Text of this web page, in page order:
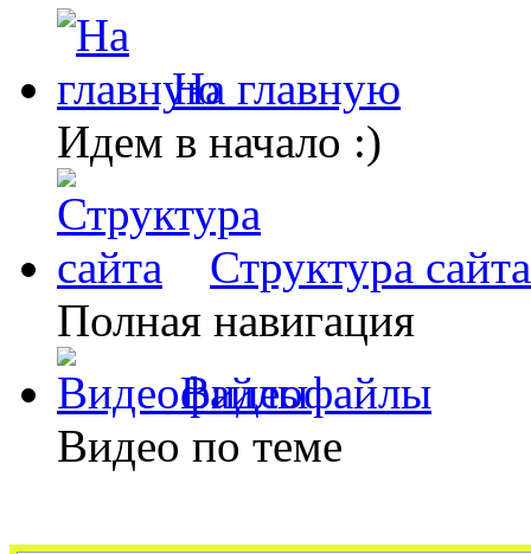
На главную
Идем в начало :)
Структура сайта
Полная навигация
Видеофайлы
Видео по теме